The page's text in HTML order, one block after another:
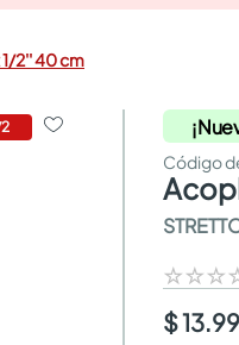
2'' 40 cm
2
☆☆☆
$